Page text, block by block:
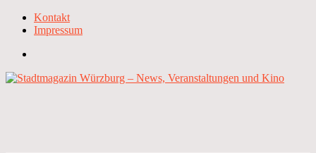
Kontakt
Impressum